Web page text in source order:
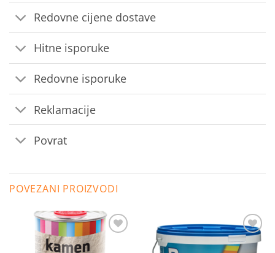
Redovne cijene dostave
Hitne isporuke
Redovne isporuke
Reklamacije
Povrat
POVEZANI PROIZVODI
Dodaj